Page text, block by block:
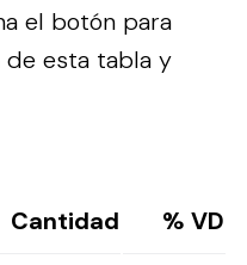
el botón para
de esta tabla y
Cantidad
% VD